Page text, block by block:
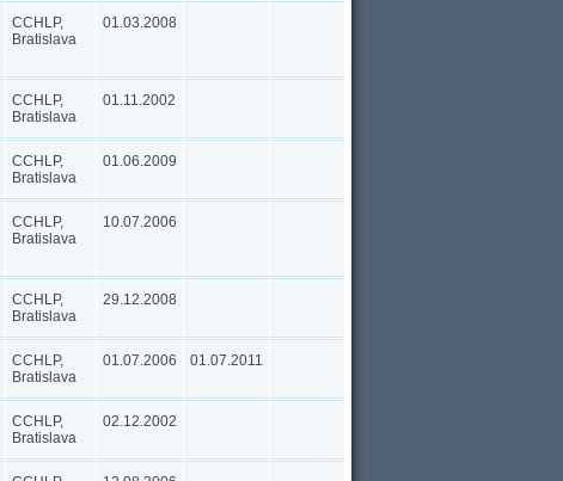
CCHLP,
Bratislava
01.03.2008
CCHLP,
Bratislava
01.11.2002
CCHLP,
Bratislava
01.06.2009
CCHLP,
Bratislava
10.07.2006
CCHLP,
Bratislava
29.12.2008
CCHLP,
Bratislava
01.07.2006 01.07.2011
CCHLP,
Bratislava
02.12.2002